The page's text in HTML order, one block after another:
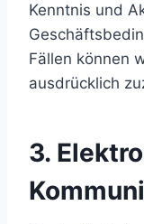
Kenntnis und
Fällen können
ausdrücklich
3.